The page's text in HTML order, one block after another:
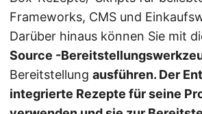
Frameworks, CMS und
Darüber hinaus können Sie mit
Source -
Bereitstellung ausführen. Der
integrierte Rezepte für seine